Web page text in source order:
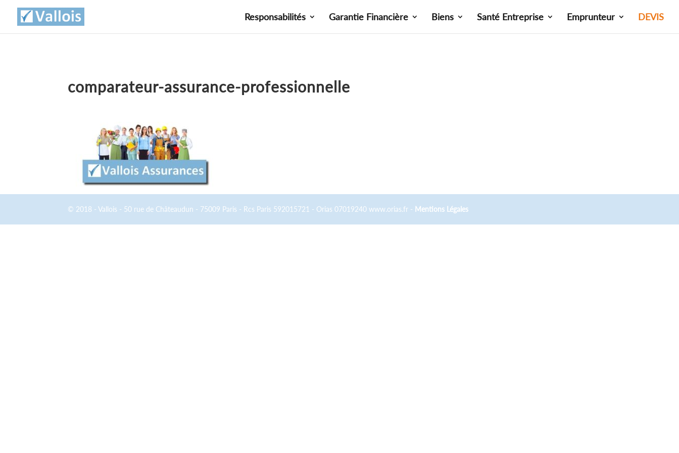
Responsabilités Garantie Financière Biens Santé Entreprise Emprunteur DEVIS
comparateur-assurance-professionnelle
© 2018 - Vallois - 50 rue de Châteaudun - 75009 Paris - Rcs Paris 592015721 - Orias 07019240 www.orias.fr - Mentions Légales